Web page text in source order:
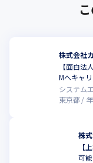
株式会社
【面白
Mへキャ
システム
東京都
株
【
可能